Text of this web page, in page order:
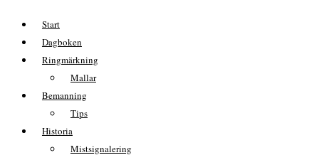
Start
Dagboken
Ringmärkning
Mallar
Bemanning
Tips
Historia
Mistsignalering